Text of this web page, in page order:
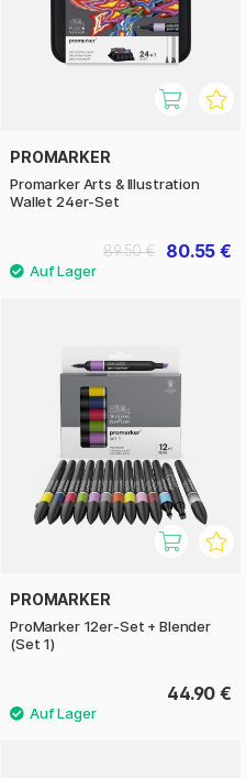
PROMARKER
Promarker Arts & Illustration
Wallet 24er-Set
80.55 €
89.50 €
PROMARKER
ProMarker 12er-Set + Blender
(Set 1)
44.90 €